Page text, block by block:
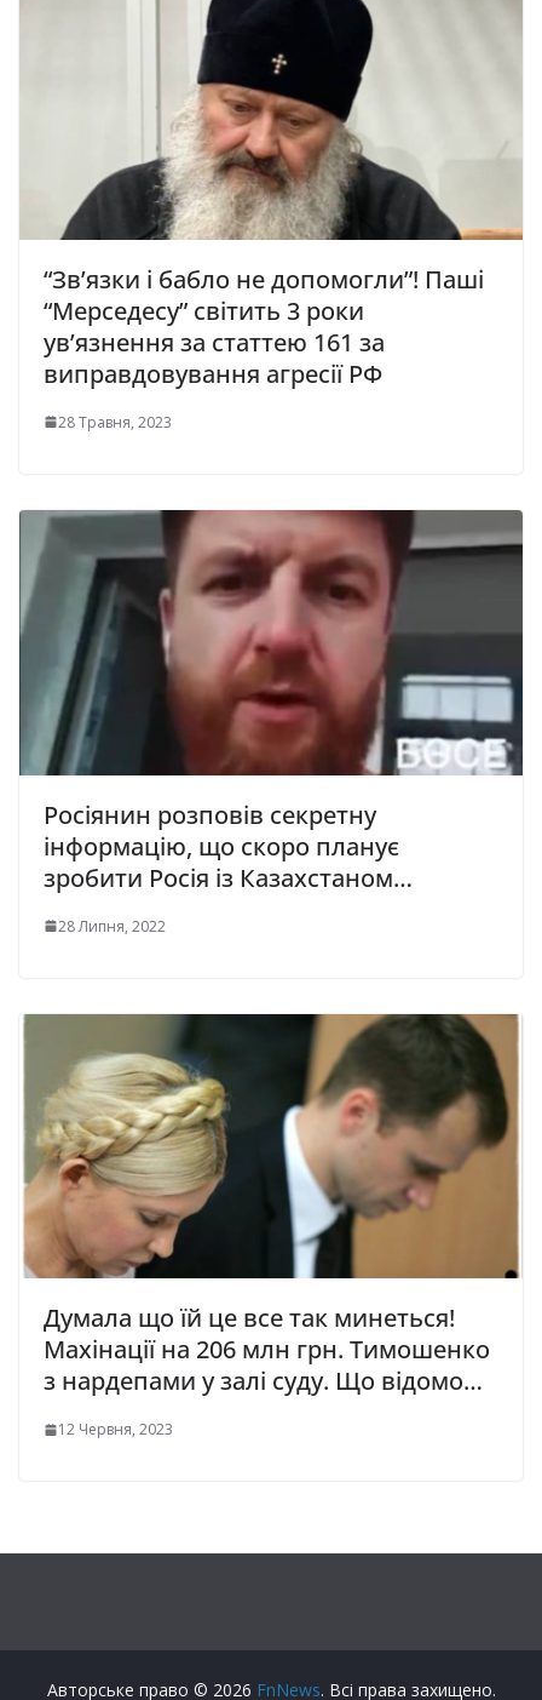
“Зв’язки і бабло не допомогли”! Паші
“Мерседесу” світить 3 роки
ув’язнення за статтею 161 за
виправдовування агресії РФ
28 Травня, 2023
Росіянин розповів секретну
інформацію, що скоро планує
зробити Росія із Казахстаном…
28 Липня, 2022
Думала що їй це все так минеться!
Махінації на 206 млн грн. Тимошенко
з нардепами у залі суду. Що відомо…
12 Червня, 2023
Авторське право © 2026 FnNews. Всі права захищено.